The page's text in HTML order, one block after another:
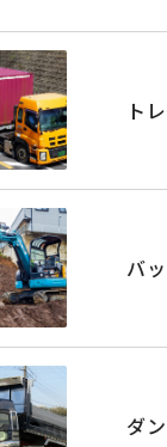
ト
バ
ダ